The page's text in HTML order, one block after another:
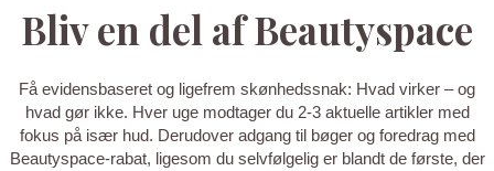
Bliv en del af Beautyspace
Få evidensbaseret og ligefrem skønhedssnak: Hvad virker – og
hvad gør ikke. Hver uge modtager du 2-3 aktuelle artikler med
fokus på især hud. Derudover adgang til bøger og foredrag med
Beautyspace-rabat, ligesom du selvfølgelig er blandt de første, der